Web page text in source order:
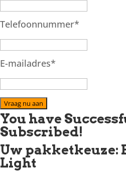
Telefoonnummer*
E-mailadres*
Vraag nu aan
You have
Subscribed!
Uw pakketkeuze:
Light